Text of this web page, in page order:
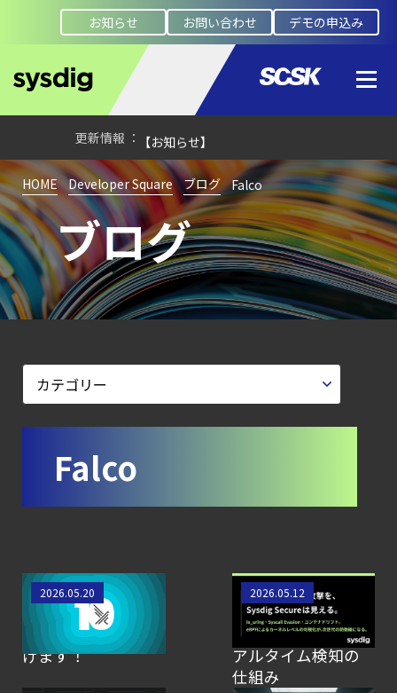
お知らせ お問い合わせ デモの申込み
【ブログ】
AIワークロードのコンテナセキュリティ
GPU環境を守る新しい視点
【お知らせ】
ブログを更新しました
【お知らせ】
ブログを更新しました
【ブログ】
サーバ・
コンテナの統合セキュリティ強化
Illumio連携における自動隔離検証
―
によるセキュリティの新常識
セキュリティ運用の効率化を実現するSysdig
ブログ
HOME Developer Square ブログ Falco
Falco
Falco が 10 周年を
迎えました。Sysdig
よりお祝い申し上
げます！
2026.05.20
コンテナランタイ
ムセキュリティと
は？Falcoによるリ
アルタイム検知の
仕組み
2026.05.12